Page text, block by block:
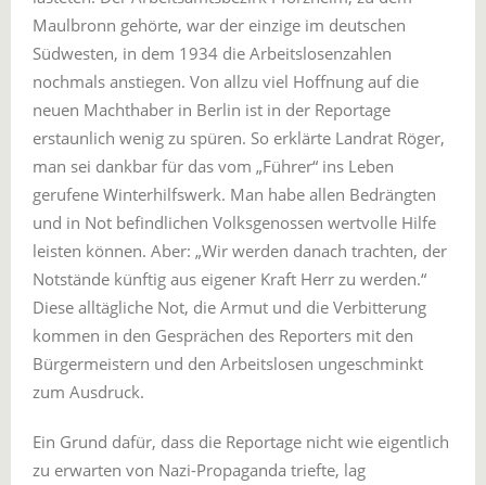
Maulbronn gehörte, war der einzige im deutschen
Südwesten, in dem 1934 die Arbeitslosenzahlen
nochmals anstiegen. Von allzu viel Hoffnung auf die
neuen Machthaber in Berlin ist in der Reportage
erstaunlich wenig zu spüren. So erklärte Landrat Röger,
man sei dankbar für das vom „Führer“ ins Leben
gerufene Winterhilfswerk. Man habe allen Bedrängten
und in Not befindlichen Volksgenossen wertvolle Hilfe
leisten können. Aber: „Wir werden danach trachten, der
Notstände künftig aus eigener Kraft Herr zu werden.“
Diese alltägliche Not, die Armut und die Verbitterung
kommen in den Gesprächen des Reporters mit den
Bürgermeistern und den Arbeitslosen ungeschminkt
zum Ausdruck.
Ein Grund dafür, dass die Reportage nicht wie eigentlich
zu erwarten von Nazi-Propaganda triefte, lag